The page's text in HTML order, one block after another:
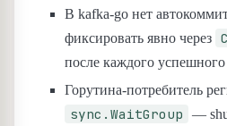
В kafka-go нет
фиксировать явно через
после каждого успешного
Горутина-потребитель
sync.WaitGroup —